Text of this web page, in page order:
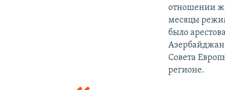
отношении
месяцы
было
Азербайджан
Совета
регионе.